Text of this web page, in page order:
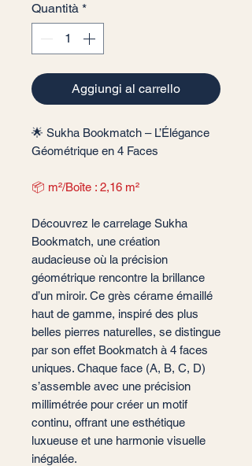
Quantità *
Aggiungi al carrello
🌟 Sukha Bookmatch – L’Élégance
Géométrique en 4 Faces
📦 m²/Boîte : 2,16 m²
Découvrez le carrelage Sukha
Bookmatch, une création
audacieuse où la précision
géométrique rencontre la brillance
d’un miroir. Ce grès cérame émaillé
haut de gamme, inspiré des plus
belles pierres naturelles, se distingue
par son effet Bookmatch à 4 faces
uniques. Chaque face (A, B, C, D)
s’assemble avec une précision
millimétrée pour créer un motif
continu, offrant une esthétique
luxueuse et une harmonie visuelle
inégalée.